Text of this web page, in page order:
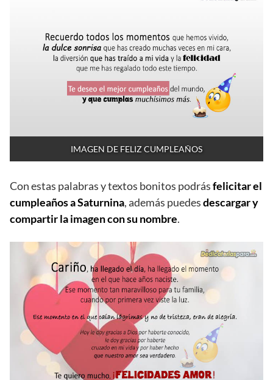
IMAGEN DE FELIZ CUMPLEAÑOS
Con estas palabras y textos bonitos podrásfelicitar el
cumpleaños a Saturnina, además puedesdescargar y
compartir la imagen con su nombre.